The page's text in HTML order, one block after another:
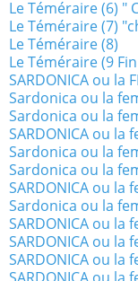
Le Téméraire (6) "
Le Téméraire (7)
Le Téméraire (8)
Le Téméraire (9
SARDONICA ou la
Sardonica ou la
Sardonica ou la
SARDONICA ou la
Sardonica ou la
Sardonica ou la
SARDONICA ou la
Sardonica ou la
SARDONICA ou la
SARDONICA ou la
SARDONICA ou la